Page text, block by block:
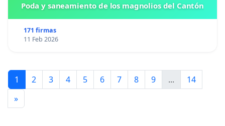
Poda y saneamiento de los magnolios del Cantón
171 firmas
11 Feb 2026
1 2 3 4 5 6 7 8 9 ...
14
»